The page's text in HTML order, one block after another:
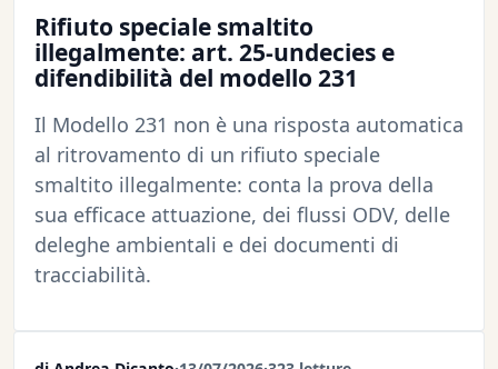
Rifiuto speciale smaltito
illegalmente: art. 25-undecies e
difendibilità del modello 231
Il Modello 231 non è una risposta automatica
al ritrovamento di un rifiuto speciale
smaltito illegalmente: conta la prova della
sua efficace attuazione, dei flussi ODV, delle
deleghe ambientali e dei documenti di
tracciabilità.